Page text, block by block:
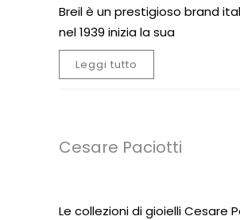
Breil è un prestigioso brand
nel 1939 inizia la sua
Leggi tutto
Cesare Paciotti
Le collezioni di gioielli Cesare